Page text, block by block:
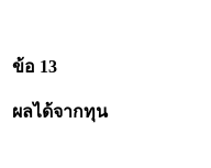
ข้อ 13
ผลได้จากทุน